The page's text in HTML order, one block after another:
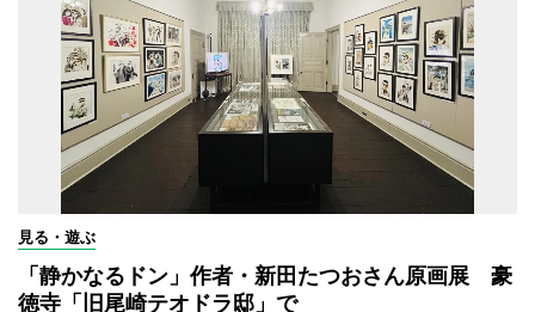
見る・遊ぶ
「静かなるドン」作者・新田たつおさん原画展 豪
徳寺「旧尾崎テオドラ邸」で